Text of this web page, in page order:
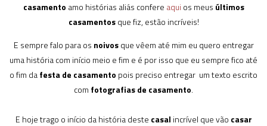
casamento amo histórias aliás confere aqui os meus últimos
casamentosque fiz, estão incríveis!
E sempre falo para os noivosque vêem até mim eu quero entregar
uma história com início meio e fim e é por isso que eu sempre fico até
o fim dafesta de casamento pois preciso entregar um texto escrito
com fotografias de casamento.
E hoje trago o início da história deste casal incrível que vão casar